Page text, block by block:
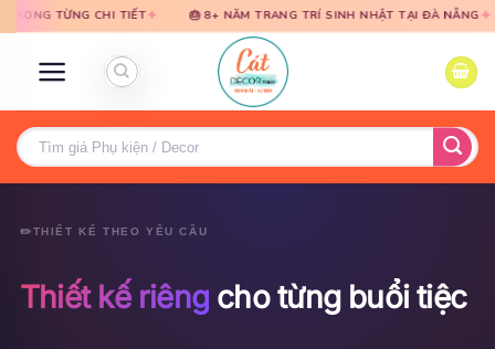
qua
qua
TIẾT ✦ 🎂 8+ NĂM TRANG TRÍ SINH NHẬT TẠI ĐÀ NẴNG✦ 🎈 TƯ VẤN
Tìm
kiếm:
✏️THIẾT KẾ THEO YÊU CẦU
Thiết kế riêng cho từng buổi tiệc